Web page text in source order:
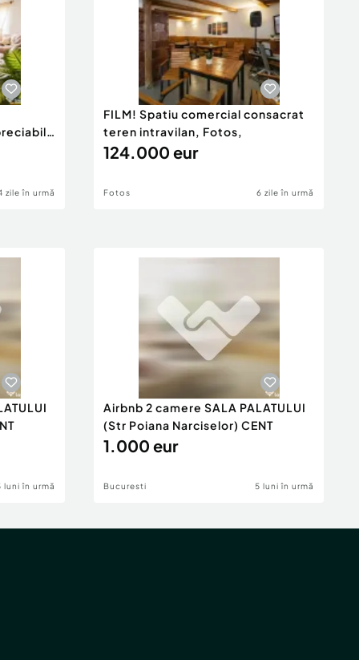
zile în urmă
FILM! Spatiu comercial consacrat
teren intravilan, Fotos,
124.000 eur
Fotos 6 zile în urmă
luni în urmă
Airbnb 2 camere SALA PALATULUI
(Str Poiana Narciselor) CENT
1.000 eur
Bucuresti 5 luni în urmă